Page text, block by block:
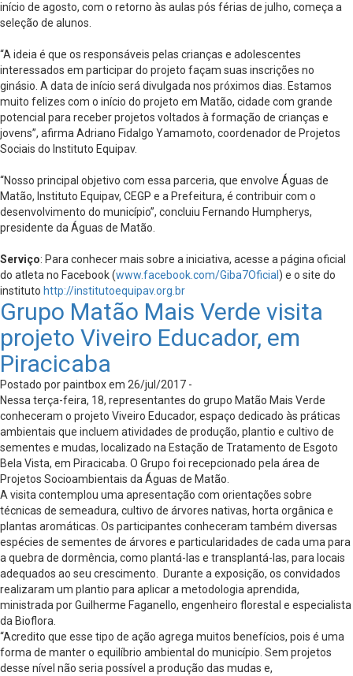
início de agosto, com o retorno às aulas pós férias de julho, começa a
seleção de alunos.
“A ideia é que os responsáveis pelas crianças e adolescentes
interessados em participar do projeto façam suas inscrições no
ginásio. A data de início será divulgada nos próximos dias. Estamos
muito felizes com o início do projeto em Matão, cidade com grande
potencial para receber projetos voltados à formação de crianças e
jovens”, afirma Adriano Fidalgo Yamamoto, coordenador de Projetos
Sociais do Instituto Equipav.
“Nosso principal objetivo com essa parceria, que envolve Águas de
Matão, Instituto Equipav, CEGP e a Prefeitura, é contribuir com o
desenvolvimento do município”, concluiu Fernando Humpherys,
presidente da Águas de Matão.
Serviço: Para conhecer mais sobre a iniciativa, acesse a página oficial
do atleta no Facebook (www.facebook.com/Giba7Oficial ) e o site do
instituto http://institutoequipav.org.br
Grupo Matão Mais Verde visita
projeto Viveiro Educador, em
Piracicaba
Postado por paintbox em 26/jul/2017 -
Nessa terça-feira, 18, representantes do grupo Matão Mais Verde
conheceram o projeto Viveiro Educador, espaço dedicado às práticas
ambientais que incluem atividades de produção, plantio e cultivo de
sementes e mudas, localizado na Estação de Tratamento de Esgoto
Bela Vista, em Piracicaba. O Grupo foi recepcionado pela área de
Projetos Socioambientais da Águas de Matão.
A visita contemplou uma apresentação com orientações sobre
técnicas de semeadura, cultivo de árvores nativas, horta orgânica e
plantas aromáticas. Os participantes conheceram também diversas
espécies de sementes de árvores e particularidades de cada uma para
a quebra de dormência, como plantá-las e transplantá-las, para locais
adequados ao seu crescimento. Durante a exposição, os convidados
realizaram um plantio para aplicar a metodologia aprendida,
ministrada por Guilherme Faganello, engenheiro florestal e especialista
da Bioflora.
“Acredito que esse tipo de ação agrega muitos benefícios, pois é uma
forma de manter o equilíbrio ambiental do município. Sem projetos
desse nível não seria possível a produção das mudas e,